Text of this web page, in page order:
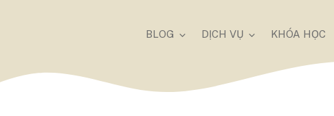
BLOG DỊCH VỤ KHÓA HỌC